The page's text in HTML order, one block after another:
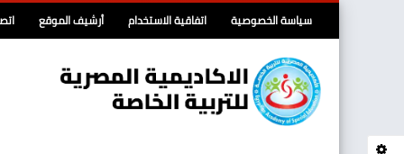
سياسة الخصوصية اتفاقية الاستخدام أرشيف الموقع